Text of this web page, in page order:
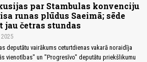
par Stambulas konvenciju
runas plūdus Saeimā; sēde
jau četras stundas
deputātu vairākums ceturtdienas vakarā noraidīja
vienotības" un "Progresīvo" deputātu priekšlikumu